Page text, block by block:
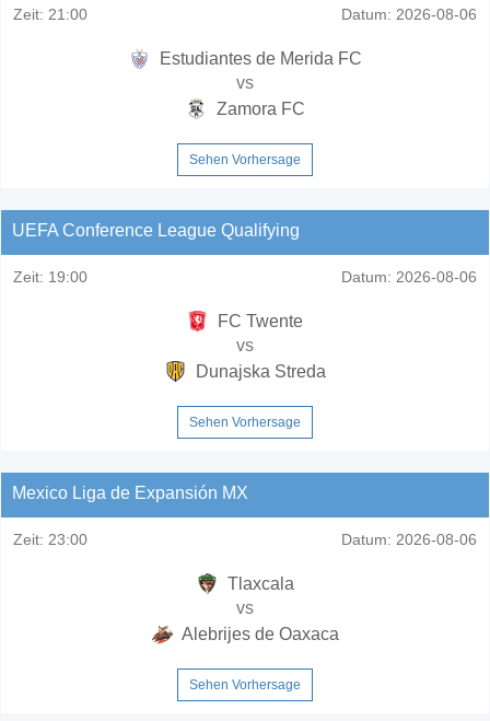
Zeit: 21:00 Datum: 2026-08-06
Estudiantes de Merida FC
vs
Zamora FC
Sehen Vorhersage
UEFA Conference League Qualifying
Zeit: 19:00 Datum: 2026-08-06
FC Twente
vs
Dunajska Streda
Sehen Vorhersage
Mexico Liga de Expansión MX
Zeit: 23:00 Datum: 2026-08-06
Tlaxcala
vs
Alebrijes de Oaxaca
Sehen Vorhersage